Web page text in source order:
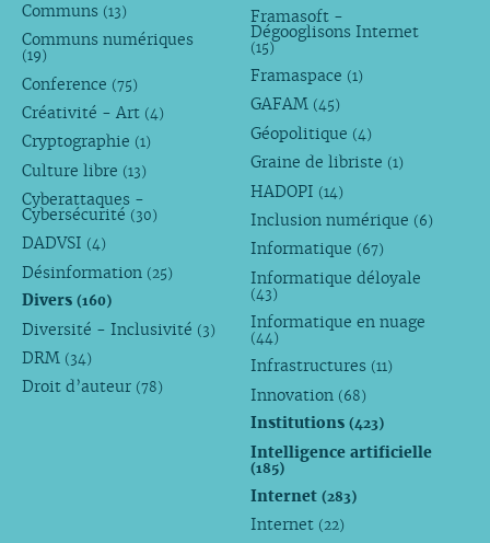
Communs (13)
Communs numériques
(19)
Conference (75)
Créativité - Art (4)
Cryptographie (1)
Culture libre (13)
Cyberattaques -
Cybersécurité (30)
DADVSI (4)
Désinformation (25)
Divers (160)
Diversité - Inclusivité (3)
DRM (34)
Droit d’auteur (78)
Framasoft -
Dégooglisons Internet
(15)
Framaspace (1)
GAFAM (45)
Géopolitique (4)
Graine de libriste (1)
HADOPI (14)
Inclusion numérique (6)
Informatique (67)
Informatique déloyale
(43)
Informatique en nuage
(44)
Infrastructures (11)
Innovation (68)
Institutions(423)
Intelligence artificielle
(185)
Internet(283)
Internet (22)